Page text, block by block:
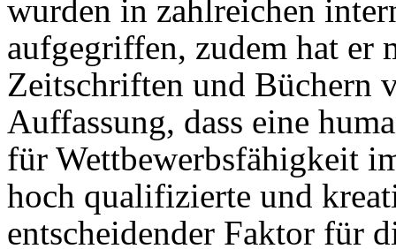
wurden in zahlreichen
aufgegriffen, zudem hat er
Zeitschriften und Büchern
Auffassung, dass eine
für Wettbewerbsfähigkeit
hoch qualifizierte und
entscheidender Faktor für